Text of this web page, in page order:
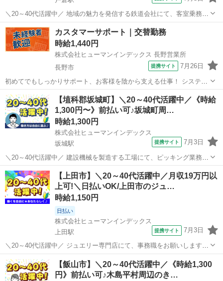
＼20～40代活躍中／ 地域の魅力を発信する鉄道会社にて、客室乗務員
のお仕事をお任せします。 ■ 具体的な業務内容 ・お出迎え、お見送り
・座席表の確認 ・車内整備 ・座席案内 ・飲食物の提供 ・車内販売(グ
ッズなど) ...
長野 千曲市 戸倉駅 その他
カスタマーサポート｜交替勤務
時給1,440円
株式会社ヒューマンインデックス 長野営業所
長野市
提携サイト 7月26日
初めてでもしっかりサポート、お客様を陰から支える仕事！ システム
会社でカスタマーサポートに関わるお仕事をお願いいたします。 【具
体的な業務内容】 ・電話対応 ・メール対応（目安：1日に10通以上）
・原因調査、サポート問...
長野 長野市 その他
【埴科郡坂城町】＼20～40代活躍中／《時給
1,300円〜》前払い可♪坂城町周…
時給1,300円
株式会社ヒューマンインデックス
坂城駅
提携サイト 7月3日
＼20～40代活躍中／ 建設機械を製造する工場にて、ピッキング業務を
お任せいたします。 ★ 具体的な業務内容 ★ ■受入 ■指示書に沿っ
て、部品を棚から取り出し、現場へ供給します。 ■ピッキングは部品
ごとに人員が配置され...
長野 埴科郡 坂城駅
【上田市】＼20～40代活躍中／月収19万円以
上可!＼日払いOK/上田市のジュ…
時給1,150円
日払い
株式会社ヒューマンインデックス
上田駅
提携サイト 7月3日
＼20～40代活躍中／ ジュエリー専門店にて、事務職をお願いします。
▼ 具体的な業務内容 ▼ ▼ 商品の発注、管理業務 ▼ ▼ 販売促進や集
客等の広告、各種展示会やイベントの立案 ▼ 【電話対応 など】 ◆簡
易的...
長野 上田市 上田駅
【飯山市】＼20～40代活躍中／《時給1,300
円》前払い可♪木島平村周辺のき…